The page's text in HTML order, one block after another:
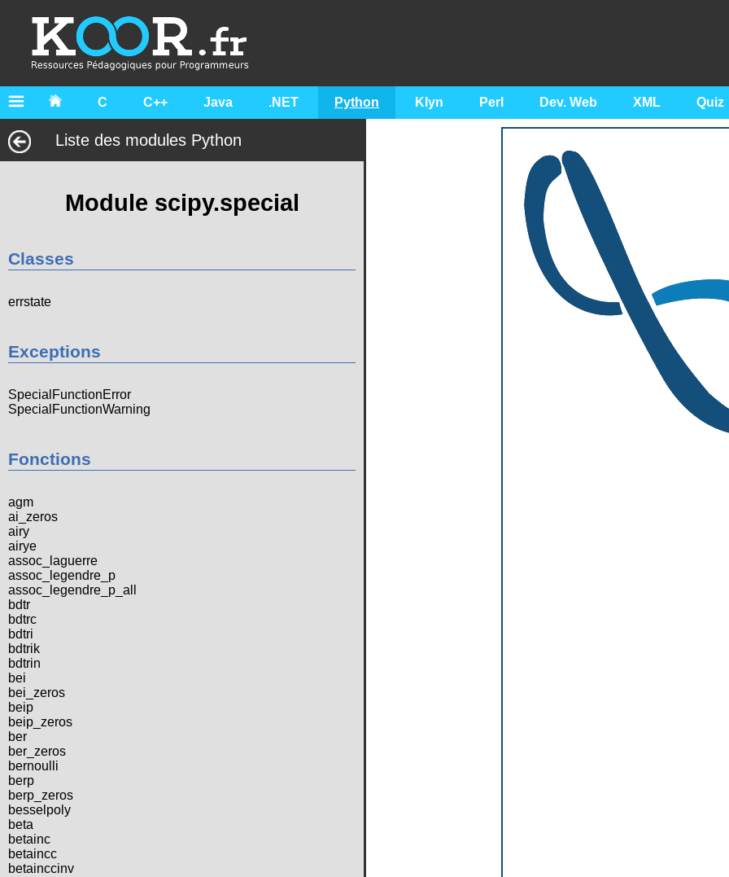
C C++ Java .NET Python Klyn Perl Dev. Web XML Quiz
Liste des modules Python
Module scipy.special
Classes
errstate
Exceptions
SpecialFunctionError
SpecialFunctionWarning
Fonctions
agm
ai_zeros
airy
airye
assoc_laguerre
assoc_legendre_p
assoc_legendre_p_all
bdtr
bdtrc
bdtri
bdtrik
bdtrin
bei
bei_zeros
beip
beip_zeros
ber
ber_zeros
bernoulli
berp
berp_zeros
besselpoly
beta
betainc
betaincc
betainccinv